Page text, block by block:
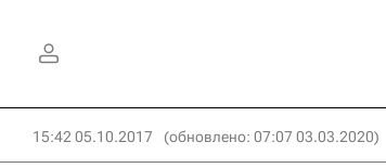
15:42 05.10.2017 (обновлено: 07:07 03.03.2020)